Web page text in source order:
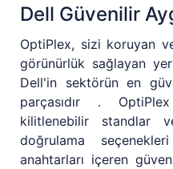
Dell Güvenilir
OptiPlex, sizi koruyan
görünürlük sağlayan
Dell'in sektörün en
parçasıdır .
kilitlenebilir standlar
doğrulama
anahtarları içeren